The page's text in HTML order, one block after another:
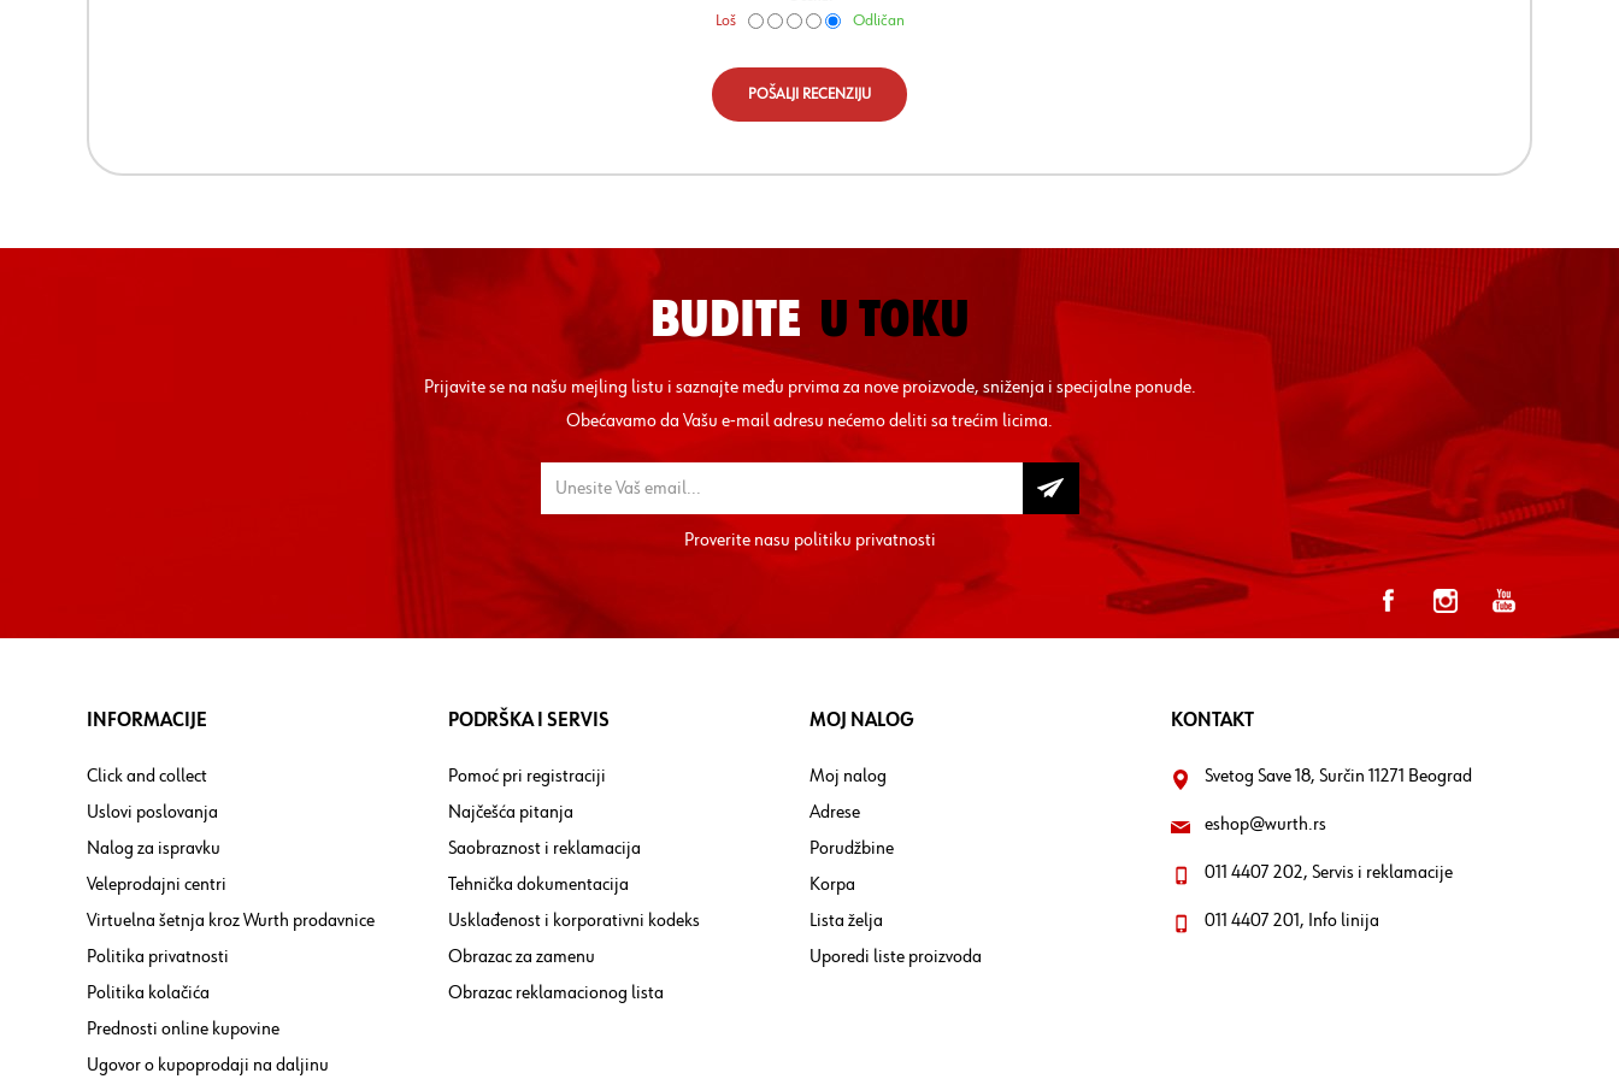
Loš Odličan
POŠALJI RECENZIJU
BUDITE U TOKU
Prijavite se na našu mejling listu i saznajte među prvima za nove proizvode, sniženja i specijalne ponude.
Obećavamo da Vašu e-mail adresu nećemo deliti sa trećim licima.
Proverite nasupolitiku privatnosti
INFORMACIJE
Click and collect
Uslovi poslovanja
Nalog za ispravku
Veleprodajni centri
Virtuelna šetnja kroz Wurth prodavnice
Politika privatnosti
Politika kolačića
Prednosti online kupovine
Ugovor o kupoprodaji na daljinu
PODRŠKA I SERVIS
Pomoć pri registraciji
Najčešća pitanja
Saobraznost i reklamacija
Tehnička dokumentacija
Usklađenost i korporativni kodeks
Obrazac za zamenu
Obrazac reklamacionog lista
MOJ NALOG
Moj nalog
Adrese
Porudžbine
Korpa
Lista želja
Uporedi liste proizvoda
KONTAKT
Svetog Save 18, Surčin 11271 Beograd
eshop@wurth.rs
011 4407 202, Servis i reklamacije
011 4407 201, Info linija